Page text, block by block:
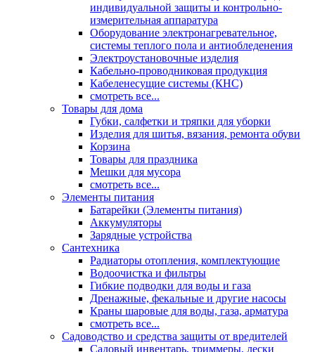
индивидуальной защиты и контрольно-
измерительная аппаратура
Оборудование электронагревательное,
системы теплого пола и антиобледенения
Электроустановочные изделия
Кабельно-проводниковая продукция
Кабеленесущие системы (КНС)
смотреть все...
Товары для дома
Губки, салфетки и тряпки для уборки
Изделия для шитья, вязания, ремонта обуви
Корзина
Товары для праздника
Мешки для мусора
смотреть все...
Элементы питания
Батарейки (Элементы питания)
Аккумуляторы
Зарядные устройства
Сантехника
Радиаторы отопления, комплектующие
Водоочистка и фильтры
Гибкие подводки для воды и газа
Дренажные, фекальные и другие насосы
Краны шаровые для воды, газа, арматура
смотреть все...
Садоводство и средства защиты от вредителей
Садовый инвентарь, триммеры, лески